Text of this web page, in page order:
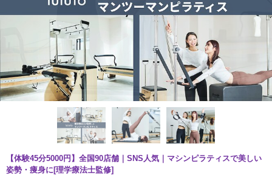
【体験45分5000円】全国90店舗｜SNS人気｜マシンピラティスで美しい
姿勢・痩身に[理学療法士監修]